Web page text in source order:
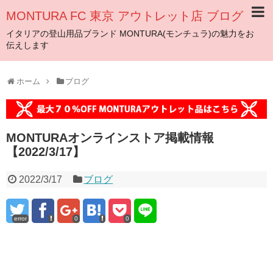
MONTURA FC 東京 アウトレット店 ブログ
イタリアの登山用品ブランド MONTURA(モンチュラ)の魅力をお
伝えします
ホーム ブログ
MONTURAオンラインストア掲載情報
【2022/3/17】
2022/3/17 ブログ
error 0 0